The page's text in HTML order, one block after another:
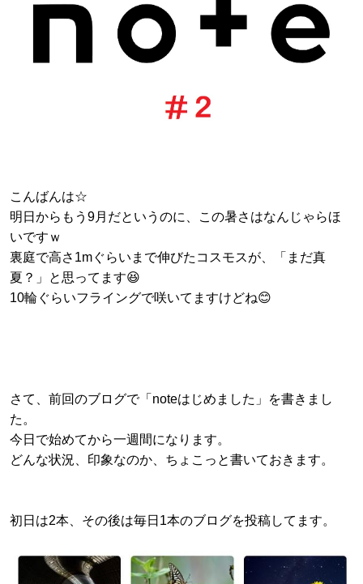
こんばんは☆
明日からもう9月だというのに、この暑さはなんじゃらほ
いですｗ
裏庭で高さ1mぐらいまで伸びたコスモスが、「まだ真
夏？」と思ってます😆
10輪ぐらいフライングで咲いてますけどね😊
さて、前回のブログで「noteはじめました」を書きまし
た。
今日で始めてから一週間になります。
どんな状況、印象なのか、ちょこっと書いておきます。
初日は2本、その後は毎日1本のブログを投稿してます。